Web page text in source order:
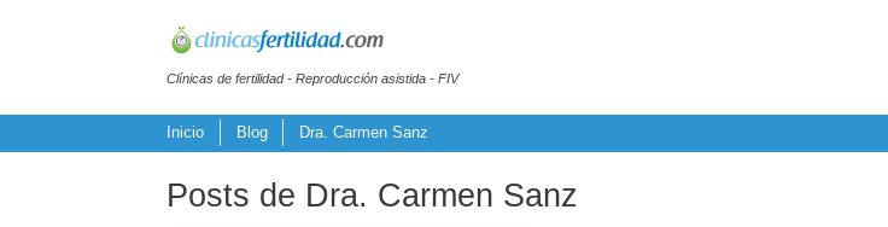
Clínicas de fertilidad - Reproducción asistida - FIV
Inicio Blog Dra. Carmen Sanz
Posts de Dra. Carmen Sanz